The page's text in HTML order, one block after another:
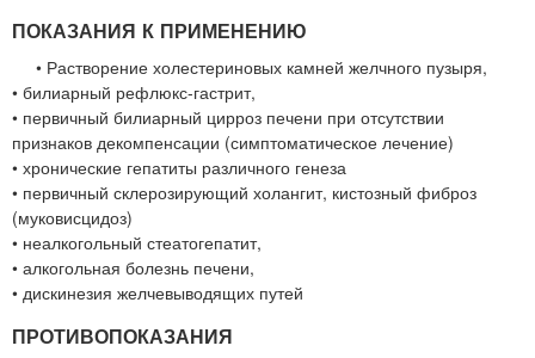
ПОКАЗАНИЯ К ПРИМЕНЕНИЮ
• Растворение холестериновых камней желчного пузыря,
• билиарный рефлюкс-гастрит,
• первичный билиарный цирроз печени при отсутствии
признаков декомпенсации (симптоматическое лечение)
• хронические гепатиты различного генеза
• первичный склерозирующий холангит, кистозный фиброз
(муковисцидоз)
• неалкогольный стеатогепатит,
• алкогольная болезнь печени,
• дискинезия желчевыводящих путей
ПРОТИВОПОКАЗАНИЯ